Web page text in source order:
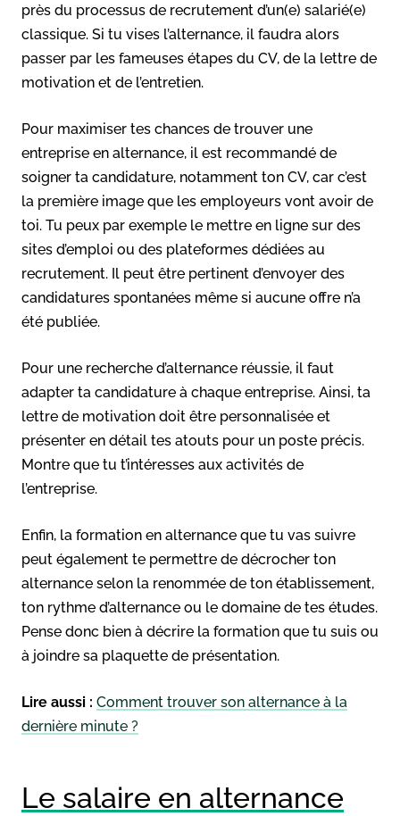
près du processus de recrutement d’un(e) salarié(e)
classique. Si tu vises l’alternance, il faudra alors
passer par les fameuses étapes du CV, de la lettre de
motivation et de l’entretien.
Pour maximiser tes chances de trouver une
entreprise en alternance, il est recommandé de
soigner ta candidature, notamment ton CV, car c’est
la première image que les employeurs vont avoir de
toi. Tu peux par exemple le mettre en ligne sur des
sites d’emploi ou des plateformes dédiées au
recrutement. Il peut être pertinent d’envoyer des
candidatures spontanées même si aucune offre n’a
été publiée.
Pour une recherche d’alternance réussie, il faut
adapter ta candidature à chaque entreprise. Ainsi, ta
lettre de motivation doit être personnalisée et
présenter en détail tes atouts pour un poste précis.
Montre que tu t’intéresses aux activités de
l’entreprise.
Enfin, la formation en alternance que tu vas suivre
peut également te permettre de décrocher ton
alternance selon la renommée de ton établissement,
ton rythme d’alternance ou le domaine de tes études.
Pense donc bien à décrire la formation que tu suis ou
à joindre sa plaquette de présentation.
Lire aussi : Comment trouver son alternance à la
dernière minute ?
Le salaire en alternance